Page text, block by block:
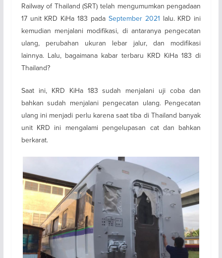
Railway of Thailand (SRT) telah mengumumkan pengadaan
17 unit KRD KiHa 183 pada September 2021 lalu. KRD ini
kemudian menjalani modifikasi, di antaranya pengecatan
ulang, perubahan ukuran lebar jalur, dan modifikasi
lainnya. Lalu, bagaimana kabar terbaru KRD KiHa 183 di
Thailand?
Saat ini, KRD KiHa 183 sudah menjalani uji coba dan
bahkan sudah menjalani pengecatan ulang. Pengecatan
ulang ini menjadi perlu karena saat tiba di Thailand banyak
unit KRD ini mengalami pengelupasan cat dan bahkan
berkarat.